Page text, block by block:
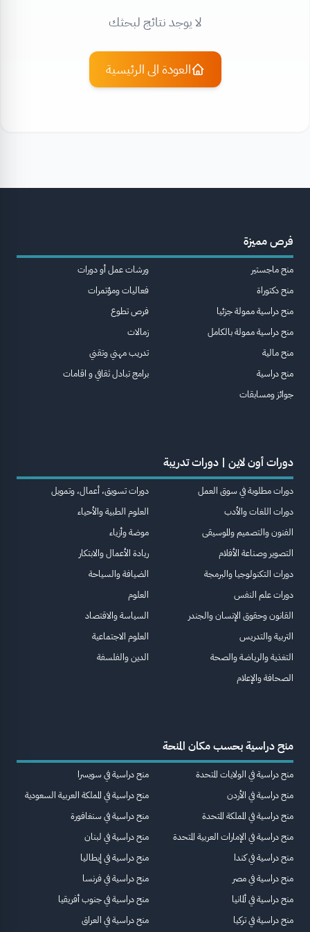
لا يوجد نتائج لبحثك
العودة الى الرئيسية
فرص مميزة
منح ماجستير
منح دكتوراة
منح دراسية ممولة جزئيا
منح دراسية ممولة بالكامل
منح مالية
منح دراسية
جوائز ومسابقات
ورشات عمل أو دورات
فعاليات ومؤتمرات
فرص تطوع
زمالات
تدريب مهني وتقني
برامج تبادل ثقافي و اقامات
دورات أون لاين | دورات تدريبة
دورات مطلوبة في سوق العمل
دورات اللغات والأدب
الفنون والتصميم والموسيقى
التصوير وصناعة الأفلام
دورات التكنولوجيا والبرمجة
دورات علم النفس
القانون وحقوق الإنسان والجندر
التربية والتدريس
التغذية والرياضة والصحة
الصحافة والإعلام
دورات تسويق، أعمال، وتمويل
العلوم الطبية والأحياء
موضة وأزياء
ريادة الأعمال والابتكار
الضيافة والسياحة
العلوم
السياسة والاقتصاد
العلوم الاجتماعية
الدين والفلسفة
منح دراسية بحسب مكان المنحة
منح دراسية في الولايات المتحدة
منح دراسية في الأردن
منح دراسية في المملكة المتحدة
منح دراسية في الإمارات العربية المتحدة
منح دراسية في كندا
منح دراسية في مصر
منح دراسية في ألمانيا
منح دراسية في تركيا
منح دراسية في سويسرا
منح دراسية في المملكة العربية السعودية
منح دراسية في سنغافورة
منح دراسية في لبنان
منح دراسية في إيطاليا
منح دراسية في فرنسا
منح دراسية في جنوب أفريقيا
منح دراسية في العراق